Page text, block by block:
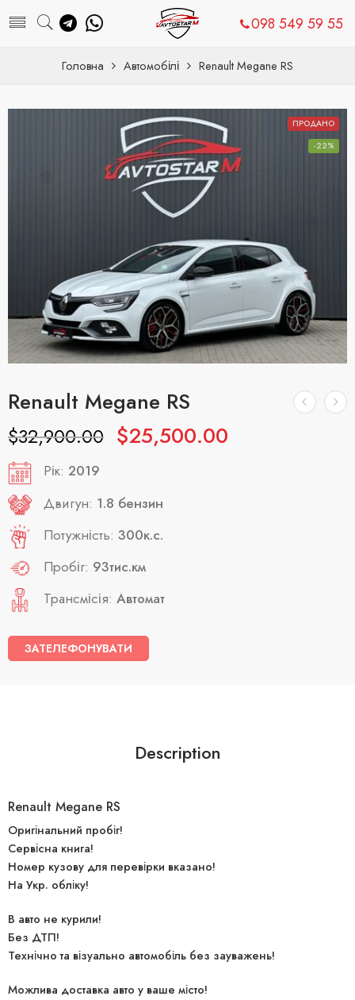
098 549 59 55
Головна Автомобілі Renault Megane RS
ПРОДАНО
-22%
Renault Megane RS
$32,900.00 $25,500.00
Рік: 2019
Двигун: 1.8 бензин
Потужність: 300к.с.
Пробіг: 93тис.км
Трансмісія: Автомат
ЗАТЕЛЕФОНУВАТИ
Description
Renault Megane RS
Оригінальний пробіг!
Сервісна книга!
Номер кузову для перевірки вказано!
На Укр. обліку!
В авто не курили!
Без ДТП!
Технічно та візуально автомобіль без зауважень!
Можлива доставка авто у ваше місто!